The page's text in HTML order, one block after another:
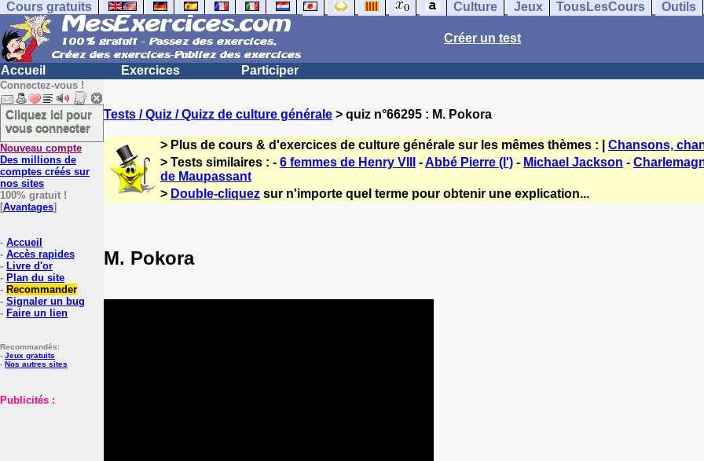
Cours gratuits Culture Jeux TousLesCours Outils
Créer un test
Accueil Exercices Participer
Connectez-vous !
Cliquez ici pour
vous connecter
Nouveau compte
Des millions de
comptes créés sur
nos sites
100% gratuit !
[Avantages]
- Accueil
- Accès rapides
- Livre d'or
- Plan du site
- Recommander
- Signaler un bug
- Faire un lien
Recommandés:
- Jeux gratuits
- Nos autres sites
Publicités :
Tests / Quiz / Quizz de culture générale > quiz n°66295 : M. Pokora
> Plus de cours & d'exercices de culture générale sur les mêmes thèmes : | Chansons,
> Tests similaires : - 6 femmes de Henry VIII -Abbé Pierre (l') - Michael Jackson -
de Maupassant
> Double-cliquez sur n'importe quel terme pour obtenir une explication...
M. Pokora